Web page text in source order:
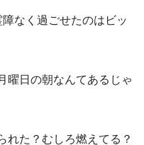
なく過ごせたのはビッ
曜日の朝なんてあるじゃ
れた？むしろ燃えてる？